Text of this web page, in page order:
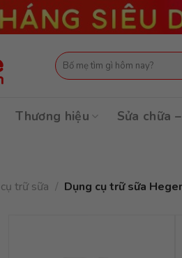
Tìm
kiếm:
Thương hiệu Sửa chữa
trữ sữa / Dụng cụ trữ sữa